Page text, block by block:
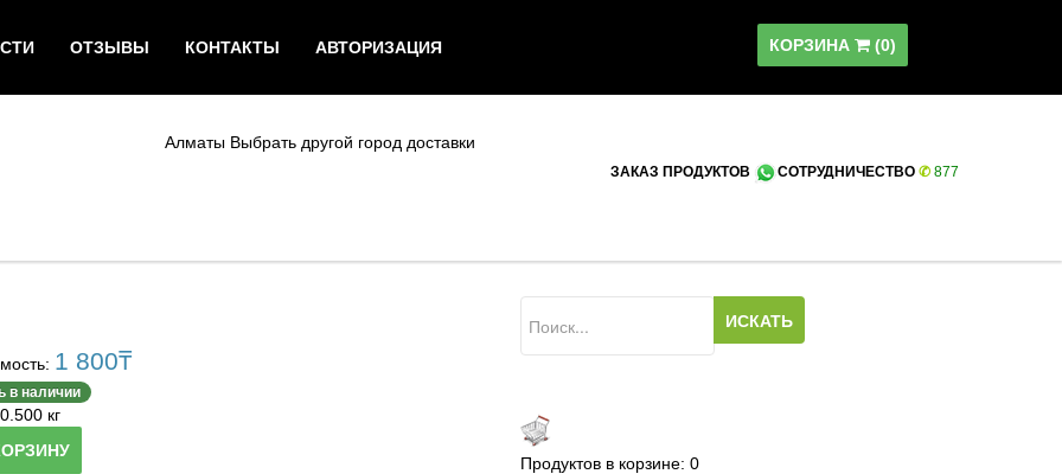
ОТЗЫВЫ КОНТАКТЫ АВТОРИЗАЦИЯ КОРЗИНА (0)
Алматы Выбрать другой город доставки
ЗАКАЗ ПРОДУКТОВ СОТРУДНИЧЕСТВО ✆ 877
1 800₸
в наличии
кг
Продуктов в корзине: 0